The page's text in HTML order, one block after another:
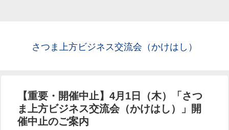
さつま上方ビジネス交流会（かけはし）
【重要・開催中止】4月1日（木）「さつ
ま上方ビジネス交流会（かけはし）」開
催中止のご案内